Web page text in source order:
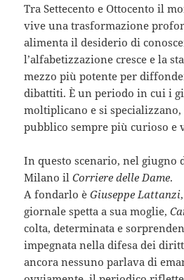
Tra Settecento e Ottocento il
vive una trasformazione
alimenta il desiderio di
l’alfabetizzazione cresce e la
mezzo più potente per
dibattiti. È un periodo in cui i
moltiplicano e si
pubblico sempre più curioso e
In questo scenario, nel giugno
Milano ilCorriere delle Dame.
A fondarlo èGiuseppe Lattanzi
giornale spetta a sua moglie,
colta, determinata e
impegnata nella difesa dei
ancora nessuno parlava di